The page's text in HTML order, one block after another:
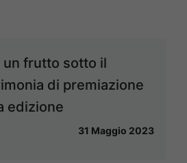
un frutto sotto il
di premiazione
edizione
31 Maggio 2023